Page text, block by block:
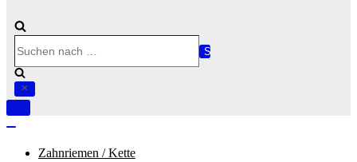
nach …
Navigation
Zahnriemen / Kette